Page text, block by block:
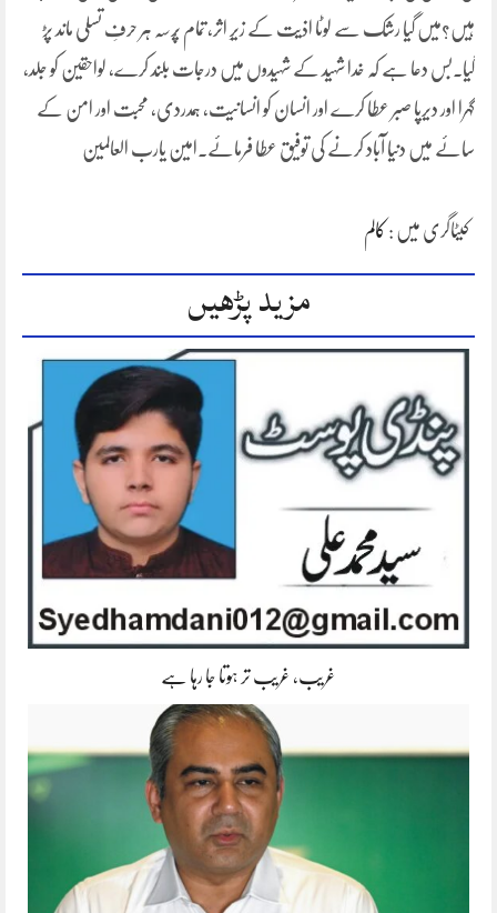
ہیں؟میں گیا رشک سے لوٹا اذیت کے زیرِ اثر، تمام پُرسہ ہر حرفِ تسلی ماند پڑ
گیا۔بس دعا ہے کہ خدا شہید کے شہیدوں میں درجات بلند کرے، لواحقین کو جلد،
گہرا اور دیرپا صبر عطا کرے اور انسان کو انسانیت، ہمدردی، محبت اور امن کے
سائے میں دنیا آباد کرنے کی توفیق عطا فرمائے۔امین یارب العالمین
کیٹاگری میں : کالم
مزید پڑھیں
غریب، غریب تر ہوتا جا رہا ہے